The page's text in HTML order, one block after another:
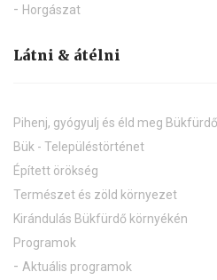
Horgászat
Látni & átélni
Pihenj, gyógyulj és éld meg
Bük - Településtörténet
Épített örökség
Természet és zöld környezet
Kirándulás Bükfürdő környékén
Programok
Aktuális programok